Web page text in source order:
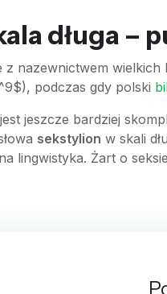
długa –
nazewnictwem
podczas gdy polski
jeszcze bardziej
sekstylion w skali
lingwistyka. Żart o